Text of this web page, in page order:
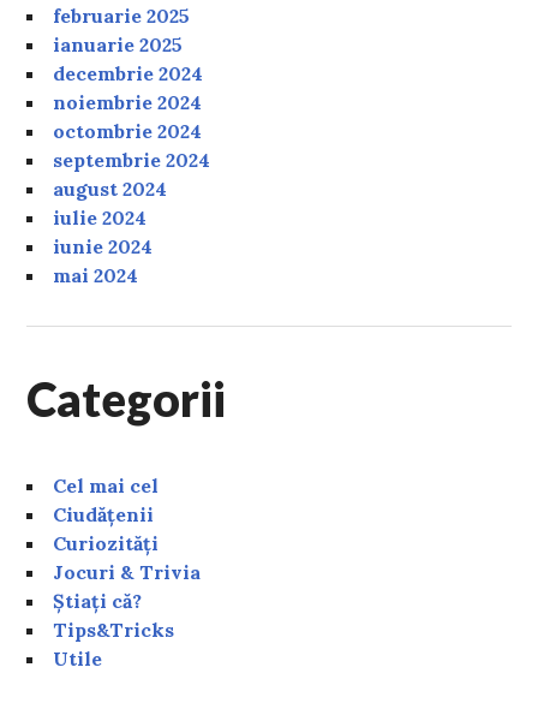
februarie 2025
ianuarie 2025
decembrie 2024
noiembrie 2024
octombrie 2024
septembrie 2024
august 2024
iulie 2024
iunie 2024
mai 2024
Categorii
Cel mai cel
Ciudățenii
Curiozități
Jocuri & Trivia
Știați că?
Tips&Tricks
Utile